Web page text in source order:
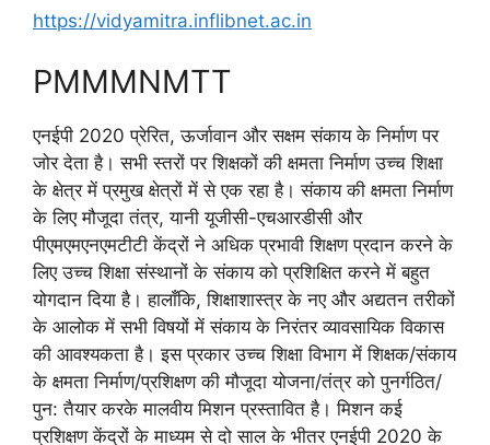
https://vidyamitra.inflibnet.ac.in
PMMMNMTT
एनईपी 2020 प्रेरित, ऊर्जावान और सक्षम संकाय के निर्माण पर
जोर देता है। सभी स्तरों पर शिक्षकों की क्षमता निर्माण उच्च शिक्षा
के क्षेत्र में प्रमुख क्षेत्रों में से एक रहा है। संकाय की क्षमता निर्माण
के लिए मौजूदा तंत्र, यानी यूजीसी-एचआरडीसी और
पीएमएमएनएमटीटी केंद्रों ने अधिक प्रभावी शिक्षण प्रदान करने के
लिए उच्च शिक्षा संस्थानों के संकाय को प्रशिक्षित करने में बहुत
योगदान दिया है। हालाँकि, शिक्षाशास्त्र के नए और अद्यतन तरीकों
के आलोक में सभी विषयों में संकाय के निरंतर व्यावसायिक विकास
की आवश्यकता है। इस प्रकार उच्च शिक्षा विभाग में शिक्षक/संकाय
के क्षमता निर्माण/प्रशिक्षण की मौजूदा योजना/तंत्र को पुनर्गठित/
पुन: तैयार करके मालवीय मिशन प्रस्तावित है। मिशन कई
प्रशिक्षण केंद्रों के माध्यम से दो साल के भीतर एनईपी 2020 के